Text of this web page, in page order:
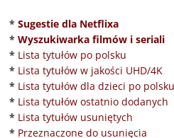
* Sugestie dla Netflixa
* Wyszukiwarka filmów i seriali
* Lista tytułów po polsku
* Lista tytułów w jakości UHD/4K
* Lista tytułów dla dzieci po polsku
* Lista tytułów ostatnio dodanych
* Lista tytułów usuniętych
* Przeznaczone do usunięcia